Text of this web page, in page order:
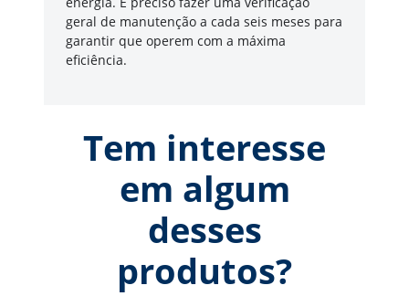
geral de manutenção a cada seis meses para
garantir que operem com a máxima
eficiência.
Tem interesse
em algum
desses
produtos?